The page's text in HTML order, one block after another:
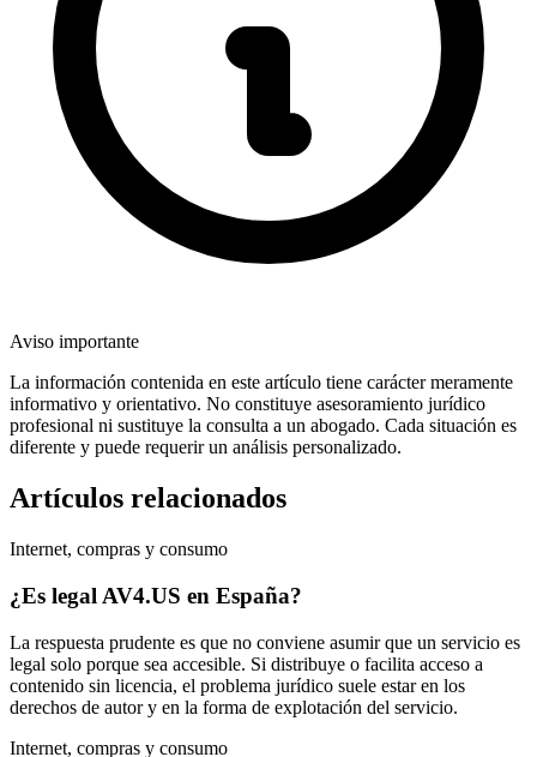
Aviso importante
La información contenida en este artículo tiene carácter meramente
informativo y orientativo. No constituye asesoramiento jurídico
profesional ni sustituye la consulta a un abogado. Cada situación es
diferente y puede requerir un análisis personalizado.
Artículos relacionados
Internet, compras y consumo
¿Es legal AV4.US en España?
La respuesta prudente es que no conviene asumir que un servicio es
legal solo porque sea accesible. Si distribuye o facilita acceso a
contenido sin licencia, el problema jurídico suele estar en los
derechos de autor y en la forma de explotación del servicio.
Internet, compras y consumo